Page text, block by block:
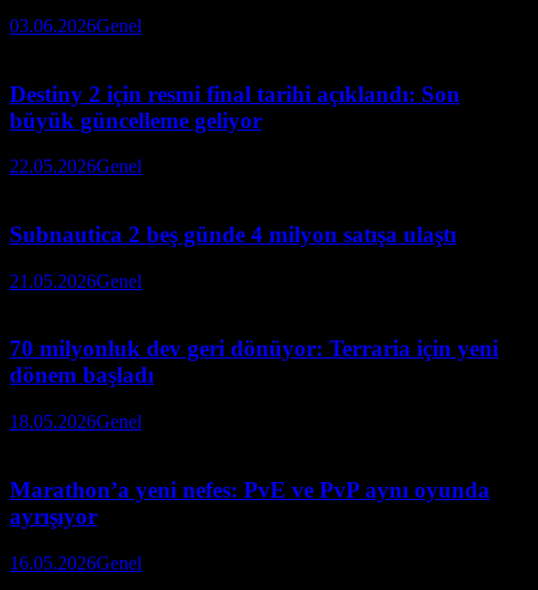
03.06.2026Genel
Destiny 2 için resmi final tarihi açıklandı: Son
büyük güncelleme geliyor
22.05.2026Genel
Subnautica 2 beş günde 4 milyon satışa ulaştı
21.05.2026Genel
70 milyonluk dev geri dönüyor: Terraria için yeni
dönem başladı
18.05.2026Genel
Marathon’a yeni nefes: PvE ve PvP aynı oyunda
ayrışıyor
16.05.2026Genel